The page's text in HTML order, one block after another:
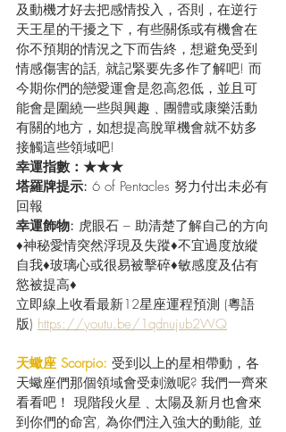
及動機才好去把感情投入，否則，在逆行
天王星的干擾之下，有些關係或有機會在
你不預期的情況之下而告終，想避免受到
情感傷害的話, 就記緊要先多作了解吧! 而
今期你們的戀愛運會是忽高忽低，並且可
能會是圍繞一些與興趣﹑團體或康樂活動
有關的地方，如想提高脫單機會就不妨多
接觸這些領域吧!
幸運指數：★★★
塔羅牌提示: 6 of Pentacles 努力付出未必有
回報
幸運飾物: 虎眼石 – 助清楚了解自己的方向
♦神秘愛情突然浮現及失蹤♦不宜過度放縱
自我♦玻璃心或很易被擊碎♦敏感度及佔有
慾被提高♦
立即線上收看最新12星座運程預測 (粵語
版) https://youtu.be/1qdnujub2WQ
天蠍座 Scorpio: 受到以上的星相帶動，各
天蠍座們那個領域會受刺激呢? 我們一齊來
看看吧！ 現階段火星﹑太陽及新月也會來
到你們的命宮, 為你們注入強大的動能, 並